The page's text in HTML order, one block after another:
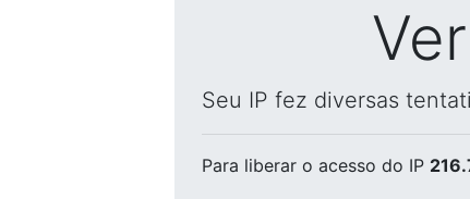
Seu IP fez diversas
Para liberar o acesso do IP